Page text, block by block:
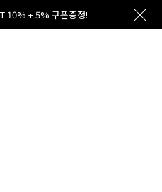
10% + 5% 쿠폰증정!